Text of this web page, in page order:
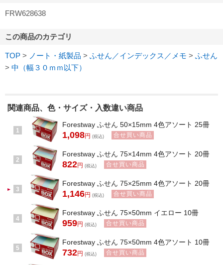
FRW628638
この商品のカテゴリ
TOP > ノート・紙製品 > ふせん／インデックス／メモ > ふせん
> 中（幅３０ｍｍ以下）
関連商品、色・サイズ・入数違い商品
1
Forestway ふせん 50×15mm 4色アソート 25冊
1,098円 (税込) 合せ買い商品
2
Forestway ふせん 75×14mm 4色アソート 20冊
822円 (税込) 合せ買い商品
3
Forestway ふせん 75×25mm 4色アソート 20冊
1,146円 (税込) 合せ買い商品
4
Forestway ふせん 75×50mm イエロー 10冊
959円 (税込) 合せ買い商品
5
Forestway ふせん 75×50mm 4色アソート 10冊
732円 (税込) 合せ買い商品